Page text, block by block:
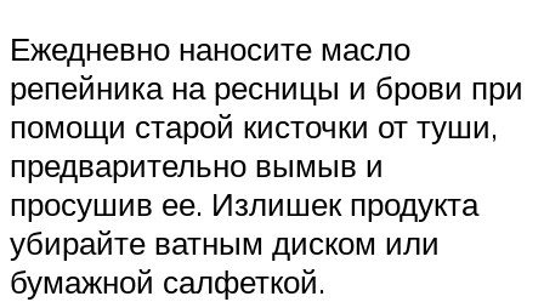
Ежедневно наносите масло
репейника на ресницы и брови при
помощи старой кисточки от туши,
предварительно вымыв и
просушив ее. Излишек продукта
убирайте ватным диском или
бумажной салфеткой.